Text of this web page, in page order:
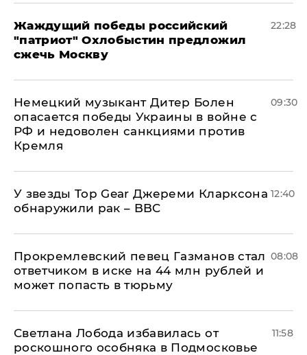
Жаждущий победы российский
"патриот" Охлобыстин предложил
сжечь Москву
22:28
Немецкий музыкант Дитер Болен
опасается победы Украины в войне с
РФ и недоволен санкциями против
Кремля
09:30
У звезды Top Gear Джереми Кларксона
обнаружили рак – BBC
12:40
Прокремлевский певец Газманов стал
ответчиком в иске на 44 млн рублей и
может попасть в тюрьму
08:08
Светлана Лобода избавилась от
роскошного особняка в Подмосковье
11:58